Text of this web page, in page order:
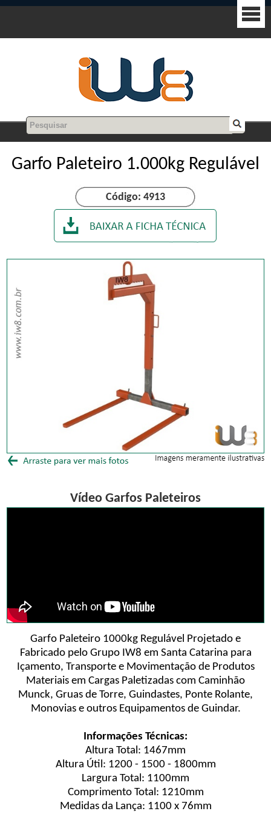
Garfo Paleteiro 1.000kg Regulável
Código: 4913
Vídeo Garfos Paleteiros
Garfo Paleteiro 1000kg Regulável Projetado e
Fabricado pelo Grupo IW8 em Santa Catarina para
Içamento, Transporte e Movimentação de Produtos
Materiais em Cargas Paletizadas com Caminhão
Munck, Gruas de Torre, Guindastes, Ponte Rolante,
Monovias e outros Equipamentos de Guindar.
Informações Técnicas:
Altura Total: 1467mm
Altura Útil: 1200 - 1500 - 1800mm
Largura Total: 1100mm
Comprimento Total: 1210mm
Medidas da Lança: 1100 x 76mm